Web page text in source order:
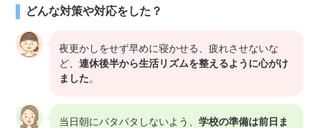
どんな対策や対応をした？
夜更かしをせず早めに寝かせる、疲れさせないな
ど、連休後半から生活リズムを整えるように心がけ
ました。
当日朝にバタバタしないよう、学校の準備は前日ま